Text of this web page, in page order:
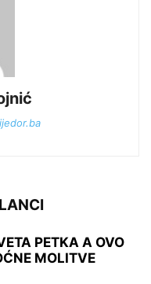
PETKA A OVO
MOLITVE